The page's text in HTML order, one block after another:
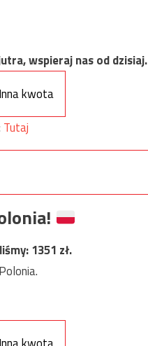
wspieraj nas od dzisiaj.
Inna kwota
Tutaj
1351 zł.